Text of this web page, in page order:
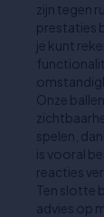
zijn tegen
prestaties
je kunt
Onze
spelen,
is vooral
reacties
Ten slotte
advies op